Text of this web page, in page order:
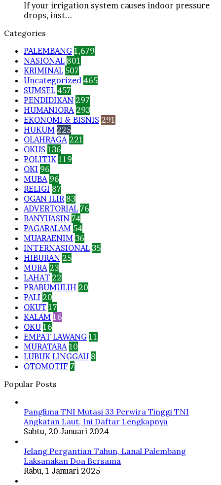
If your irrigation system causes indoor pressure
drops, inst...
Categories
PALEMBANG 1,679
NASIONAL 801
KRIMINAL 507
Uncategorized 465
SUMSEL 457
PENDIDIKAN 297
HUMANIORA 293
EKONOMI & BISNIS 291
HUKUM 225
OLAHRAGA 221
OKUS 136
POLITIK 119
OKI 96
MUBA 96
RELIGI 87
OGAN ILIR 83
ADVERTORIAL 76
BANYUASIN 74
PAGARALAM 54
MUARAENIM 36
INTERNASIONAL 35
HIBURAN 25
MURA 23
LAHAT 22
PRABUMULIH 20
PALI 20
OKUT 17
KALAM 16
OKU 16
EMPAT LAWANG 11
MURATARA 10
LUBUK LINGGAU 8
OTOMOTIF 7
Popular Posts
Panglima TNI Mutasi 33 Perwira Tinggi TNI
Angkatan Laut, Ini Daftar Lengkapnya
Sabtu, 20 Januari 2024
Jelang Pergantian Tahun, Lanal Palembang
Laksanakan Doa Bersama
Rabu, 1 Januari 2025